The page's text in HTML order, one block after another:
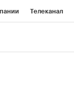
Телеканал